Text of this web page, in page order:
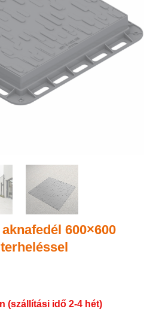
600×600
(szállítási idő 2-4 hét)